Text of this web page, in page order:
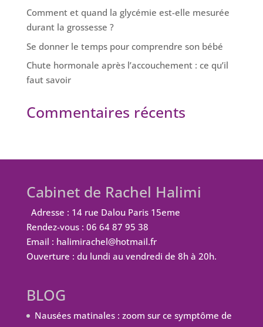
Comment et quand la glycémie est-elle mesurée
durant la grossesse ?
Se donner le temps pour comprendre son bébé
Chute hormonale après l’accouchement : ce qu’il
faut savoir
Commentaires récents
Cabinet de Rachel Halimi
Adresse : 14 rue Dalou Paris 15eme
Rendez-vous : 06 64 87 95 38
Email : halimirachel@hotmail.fr
Ouverture : du lundi au vendredi de 8h à 20h.
BLOG
Nausées matinales : zoom sur ce symptôme de